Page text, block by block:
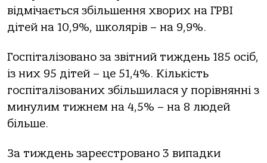
відмічається збільшення хворих на ГРВІ
дітей на 10,9%, школярів – на 9,9%.
Госпіталізовано за звітний тиждень 185 осіб,
із них 95 дітей – це 51,4%. Кількість
госпіталізованих збільшилася у порівнянні з
минулим тижнем на 4,5% – на 8 людей
більше.
За тиждень зареєстровано 3 випадки